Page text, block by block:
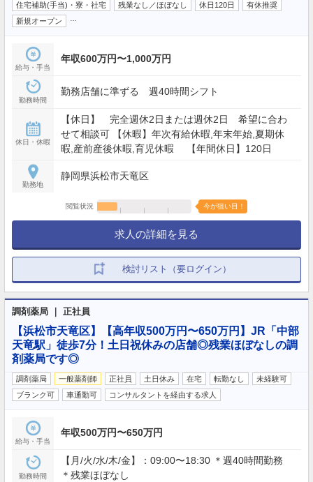
住宅補助(手当)・寮・社宅
残業なし／ほぼなし 休日120日
有休推奨
新規オープン
給与・手当
年収600万円〜1,000万円
勤務時間
勤務店舗に準ずる 週40時間シフト
休日・休暇
【休日】 完全週休2日または週休2日 希望に合わ
せて相談可 【休暇】年次有給休暇,年末年始,夏期休
暇,産前産後休暇,育児休暇 【年間休日】120日
勤務地
静岡県浜松市天竜区
閲覧状況 今が狙い目！
求人の詳細を見る
検討リスト（要ログイン）
調剤薬局 ｜ 正社員
【浜松市天竜区】【高年収500万円〜650万円】JR「中部
天竜駅」徒歩7分！土日祝休みの店舗◎残業ほぼなしの調
剤薬局です◎
調剤薬局 一般薬剤師 正社員 土日休み 在宅 転勤なし
未経験可
ブランク可
車通勤可 コンサルタントを経由する求人
給与・手当
年収500万円〜650万円
勤務時間
【月/火/水/木/金】：09:00〜18:30 ＊週40時間勤務
＊残業ほぼなし